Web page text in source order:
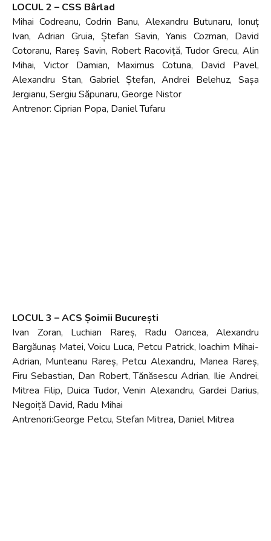
LOCUL 2 – CSS Bârlad
Mihai Codreanu, Codrin Banu, Alexandru Butunaru, Ionuț
Ivan, Adrian Gruia, Ștefan Savin, Yanis Cozman, David
Cotoranu, Rareș Savin, Robert Racoviță, Tudor Grecu, Alin
Mihai, Victor Damian, Maximus Cotuna, David Pavel,
Alexandru Stan, Gabriel Ștefan, Andrei Belehuz, Sașa
Jergianu, Sergiu Săpunaru, George Nistor
Antrenor: Ciprian Popa, Daniel Tufaru
LOCUL 3 – ACS Șoimii București
Ivan Zoran, Luchian Rareș, Radu Oancea, Alexandru
Bargăunaș Matei, Voicu Luca, Petcu Patrick, Ioachim Mihai-
Adrian, Munteanu Rareș, Petcu Alexandru, Manea Rareș,
Firu Sebastian, Dan Robert, Tănăsescu Adrian, Ilie Andrei,
Mitrea Filip, Duica Tudor, Venin Alexandru, Gardei Darius,
Negoiță David, Radu Mihai
Antrenori:George Petcu, Stefan Mitrea, Daniel Mitrea